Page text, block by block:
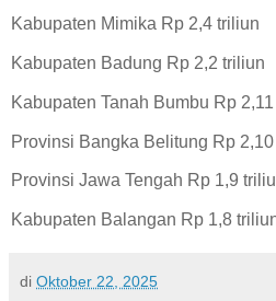
Kabupaten Mimika Rp 2,4 triliun
Kabupaten Badung Rp 2,2 triliun
Kabupaten Tanah Bumbu Rp
Provinsi Bangka Belitung Rp
Provinsi Jawa Tengah Rp 1,9
Kabupaten Balangan Rp 1,8
di Oktober 22, 2025